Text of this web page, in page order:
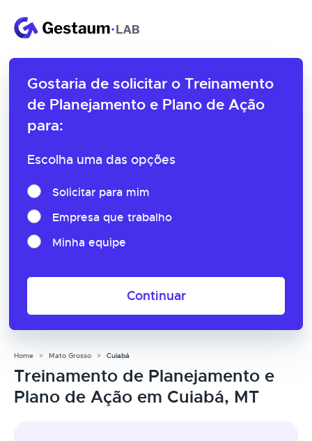
Gostaria de solicitar o Treinamento
de Planejamento e Plano de Ação
para:
Escolha uma das opções
Solicitar para mim
Empresa que trabalho
Minha equipe
Continuar
Home Mato Grosso Cuiabá
Treinamento de Planejamento e
Plano de Ação em Cuiabá, MT